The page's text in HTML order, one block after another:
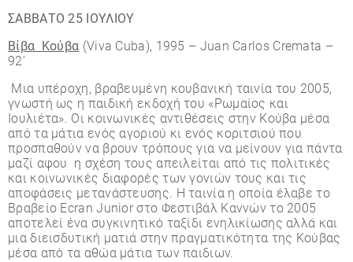
ΣΑΒΒΑΤΟ 25 ΙΟΥΛΙΟΥ
Βίβα Κούβα (Viva Cuba), 1995 – Juan Carlos Cremata –
92’
Μια υπέροχη, βραβευμένη κουβανική ταινία του 2005,
γνωστή ως η παιδική εκδοχή του «Ρωμαίος και
Ιουλιέτα». Οι κοινωνικές αντιθέσεις στην Κούβα μέσα
από τα μάτια ενός αγοριού κι ενός κοριτσιού που
προσπαθούν να βρουν τρόπους για να μείνουν για πάντα
μαζί αφου η σχέση τους απειλείται από τις πολιτικές
και κοινωνικές διαφορές των γονιών τους και τις
αποφάσεις μετανάστευσης. Η ταινία η οποία έλαβε το
Βραβείο Ecran Junior στο Φεστιβάλ Καννών το 2005
αποτελεί ένα συγκινητικό ταξίδι ενηλικίωσης αλλά και
μια διεισδυτική ματιά στην πραγματικότητα της Κούβας
μέσα από τα αθώα μάτια των παιδιων.